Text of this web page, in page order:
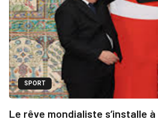
SPORT
Le rêve mondialiste s’installe